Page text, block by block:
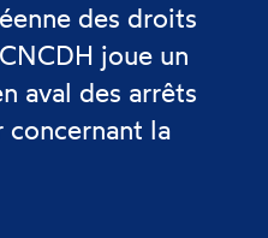
des droits
joue un
aval des arrêts
concernant la